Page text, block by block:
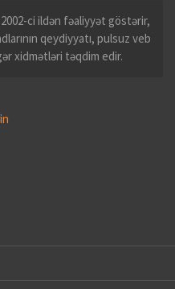
ci ildən fəaliyyət göstərir,
qeydiyyatı, pulsuz veb
xidmətləri təqdim edir.